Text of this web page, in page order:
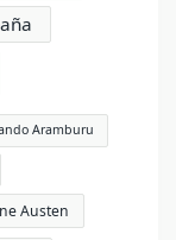
Aramburu
Austen